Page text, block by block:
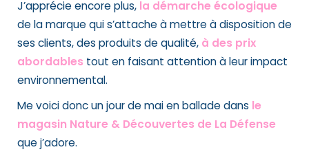
J’apprécie encore plus, la démarche écologique
de la marque qui s’attache à mettre à disposition de
ses clients, des produits de qualité, à des prix
abordables tout en faisant attention à leur impact
environnemental.
Me voici donc un jour de mai en ballade dans le
magasin Nature & Découvertes de La Défense
que j’adore.